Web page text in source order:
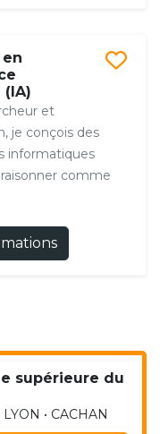
et
je conçois des
informatiques
comme
supérieure du
• CACHAN